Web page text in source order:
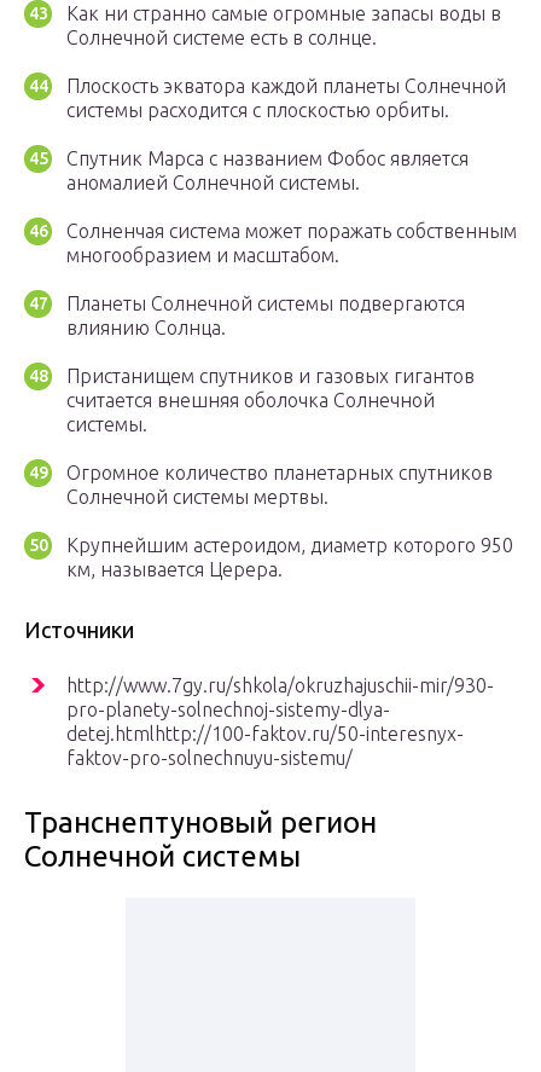
Как ни странно самые огромные запасы воды в
Солнечной системе есть в солнце.
Плоскость экватора каждой планеты Солнечной
системы расходится с плоскостью орбиты.
Спутник Марса с названием Фобос является
аномалией Солнечной системы.
Солненчая система может поражать собственным
многообразием и масштабом.
Планеты Солнечной системы подвергаются
влиянию Солнца.
Пристанищем спутников и газовых гигантов
считается внешняя оболочка Солнечной
системы.
Огромное количество планетарных спутников
Солнечной системы мертвы.
Крупнейшим астероидом, диаметр которого 950
км, называется Церера.
Источники
http://www.7gy.ru/shkola/okruzhajuschii-mir/930-
pro-planety-solnechnoj-sistemy-dlya-
detej.htmlhttp://100-faktov.ru/50-interesnyx-
faktov-pro-solnechnuyu-sistemu/
Транснептуновый регион
Солнечной системы